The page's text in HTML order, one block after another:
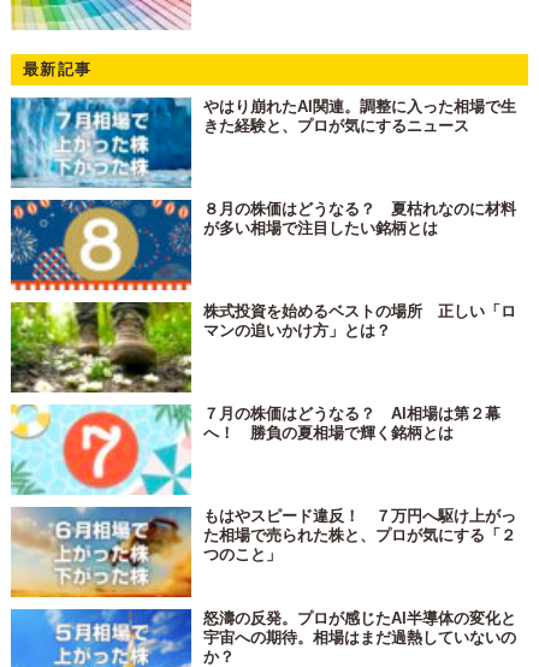
最新記事
やはり崩れたAI関連。調整に入った相場で生
きた経験と、プロが気にするニュース
８月の株価はどうなる？ 夏枯れなのに材料
が多い相場で注目したい銘柄とは
株式投資を始めるベストの場所 正しい「ロ
マンの追いかけ方」とは？
７月の株価はどうなる？ AI相場は第２幕
へ！ 勝負の夏相場で輝く銘柄とは
もはやスピード違反！ ７万円へ駆け上がっ
た相場で売られた株と、プロが気にする「２
つのこと」
怒濤の反発。プロが感じたAI半導体の変化と
宇宙への期待。相場はまだ過熱していないの
か？